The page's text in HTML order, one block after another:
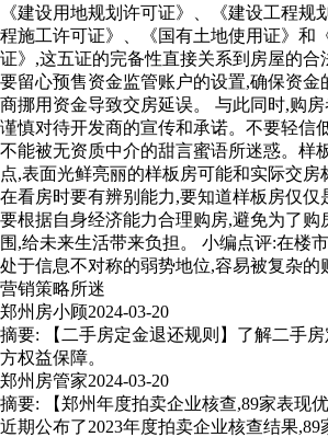
《建设用地规划许可证》、《建设工程规
程施工许可证》、《国有土地使用证》和
证》,这五证的完备性直接关系到房屋的合
要留心预售资金监管账户的设置,确保资金
商挪用资金导致交房延误。 与此同时,购
谨慎对待开发商的宣传和承诺。不要轻信
不能被无资质中介的甜言蜜语所迷惑。样
点,表面光鲜亮丽的样板房可能和实际交房
在看房时要有辨别能力,要知道样板房仅仅
要根据自身经济能力合理购房,避免为了购
围,给未来生活带来负担。 小编点评:在楼
处于信息不对称的弱势地位,容易被复杂的
营销策略所迷
郑州房小顾2024-03-20
摘要: 【二手房定金退还规则】了解二手
方权益保障。
郑州房管家2024-03-20
摘要: 【郑州年度拍卖企业核查,89家表现
近期公布了2023年度拍卖企业核查结果